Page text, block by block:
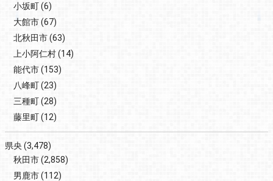
小坂町(6)
大館市(67)
北秋田市(63)
上小阿仁村(14)
能代市(153)
八峰町(23)
三種町(28)
藤里町(12)
県央 (3,478)
秋田市(2,858)
男鹿市(112)